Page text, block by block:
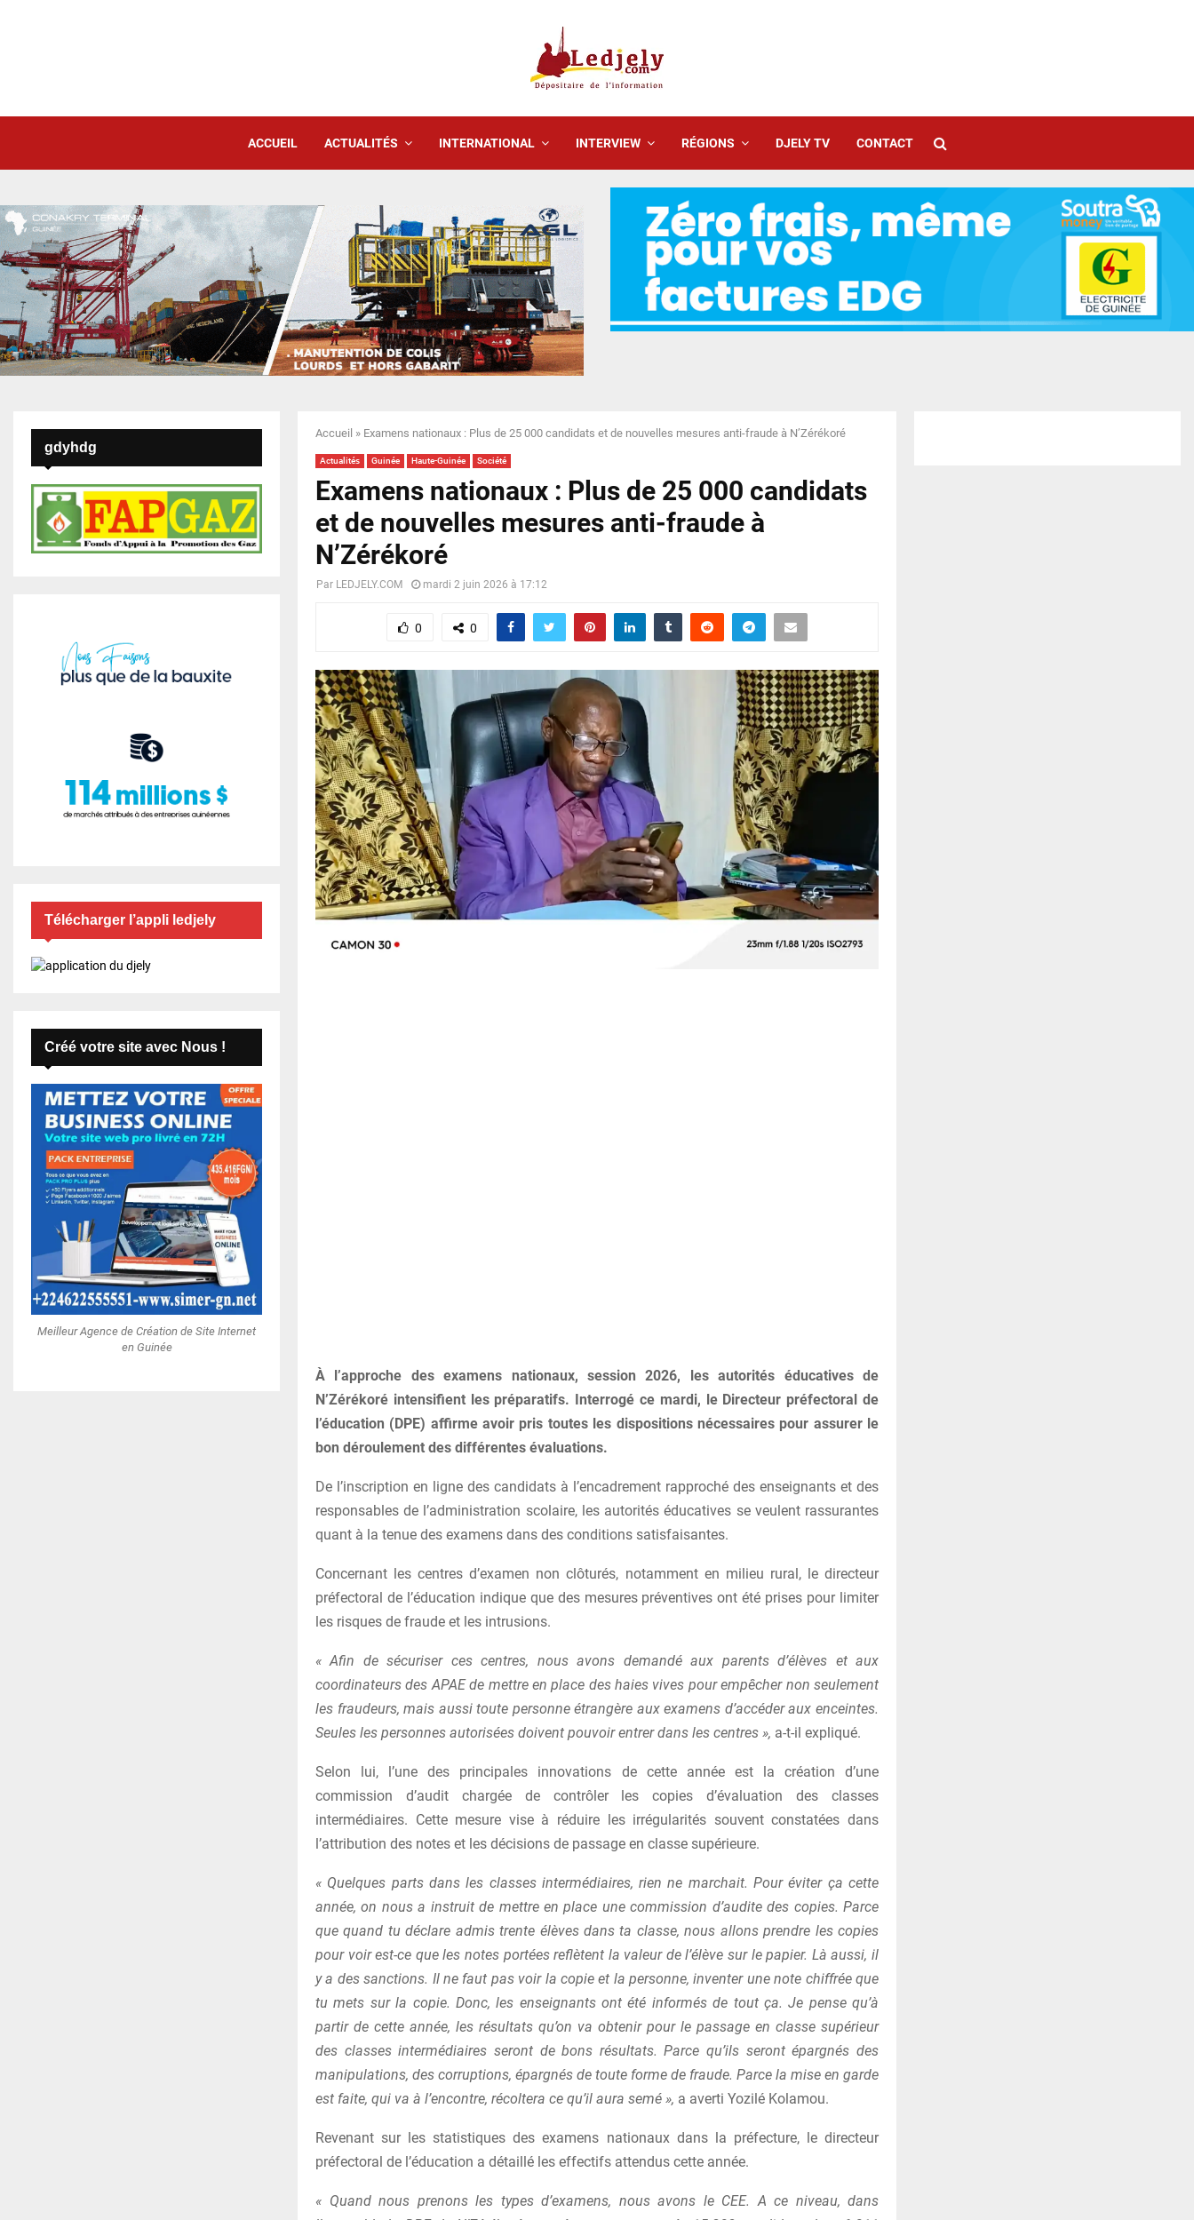
ACCUEIL ACTUALITÉS INTERNATIONAL INTERVIEW RÉGIONS DJELY TV CONTACT
Accueil » Examens nationaux : Plus de 25 000 candidats et de nouvelles mesures anti-fraude à N’Zérékoré
Actualités Guinée Haute-Guinée Société
Examens nationaux : Plus de 25 000 candidats
et de nouvelles mesures anti-fraude à
N’Zérékoré
Par LEDJELY.COM mardi 2 juin 2026 à 17:12
0 0
À l’approche des examens nationaux, session 2026, les autorités éducatives de
N’Zérékoré intensifient les préparatifs. Interrogé ce mardi, le Directeur préfectoral de
l’éducation (DPE) affirme avoir pris toutes les dispositions nécessaires pour assurer le
bon déroulement des différentes évaluations.
De l’inscription en ligne des candidats à l’encadrement rapproché des enseignants et des
responsables de l’administration scolaire, les autorités éducatives se veulent rassurantes
quant à la tenue des examens dans des conditions satisfaisantes.
Concernant les centres d’examen non clôturés, notamment en milieu rural, le directeur
préfectoral de l’éducation indique que des mesures préventives ont été prises pour limiter
les risques de fraude et les intrusions.
« Afin de sécuriser ces centres, nous avons demandé aux parents d’élèves et aux
coordinateurs des APAE de mettre en place des haies vives pour empêcher non seulement
les fraudeurs, mais aussi toute personne étrangère aux examens d’accéder aux enceintes.
Seules les personnes autorisées doivent pouvoir entrer dans les centres », a-t-il expliqué.
Selon lui, l’une des principales innovations de cette année est la création d’une
commission d’audit chargée de contrôler les copies d’évaluation des classes
intermédiaires. Cette mesure vise à réduire les irrégularités souvent constatées dans
l’attribution des notes et les décisions de passage en classe supérieure.
« Quelques parts dans les classes intermédiaires, rien ne marchait. Pour éviter ça cette
année, on nous a instruit de mettre en place une commission d’audite des copies. Parce
que quand tu déclare admis trente élèves dans ta classe, nous allons prendre les copies
pour voir est-ce que les notes portées reflètent la valeur de l’élève sur le papier. Là aussi, il
y a des sanctions. Il ne faut pas voir la copie et la personne, inventer une note chiffrée que
tu mets sur la copie. Donc, les enseignants ont été informés de tout ça. Je pense qu’à
partir de cette année, les résultats qu’on va obtenir pour le passage en classe supérieur
des classes intermédiaires seront de bons résultats. Parce qu’ils seront épargnés des
manipulations, des corruptions, épargnés de toute forme de fraude. Parce la mise en garde
est faite, qui va à l’encontre, récoltera ce qu’il aura semé », a averti Yozilé Kolamou.
Revenant sur les statistiques des examens nationaux dans la préfecture, le directeur
préfectoral de l’éducation a détaillé les effectifs attendus cette année.
« Quand nous prenons les types d’examens, nous avons le CEE. A ce niveau, dans
gdyhdg
Télécharger l’appli ledjely
Créé votre site avec Nous !
Meilleur Agence de Création de Site Internet
en Guinée